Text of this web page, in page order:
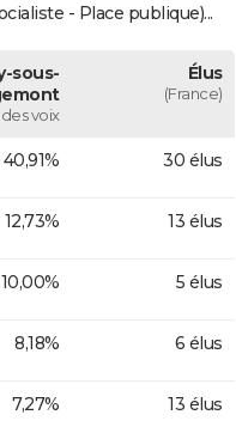
- Place publique)...
sous-
des voix
Élus
(France)
40,91% 30 élus
12,73% 13 élus
10,00% 5 élus
8,18% 6 élus
7,27% 13 élus